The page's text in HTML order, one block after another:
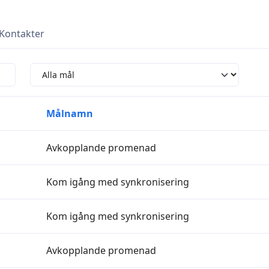
Målnamn
Avkopplande promenad
Kom igång med synkronisering
Kom igång med synkronisering
Avkopplande promenad